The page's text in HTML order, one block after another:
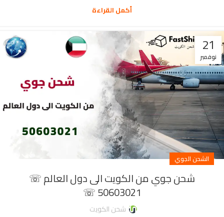
أكمل القراءة
21
نوفمبر
الشحن الجوي
شحن جوي من الكويت الى دول العالم ☏
50603021 ☏
شحن الكويت